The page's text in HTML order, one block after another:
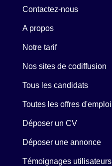
Contactez-nous
A propos
Notre tarif
Nos sites de codiffusion
Tous les candidats
Toutes les offres d'emploi
Déposer un CV
Déposer une annonce
Témoignages utilisateurs